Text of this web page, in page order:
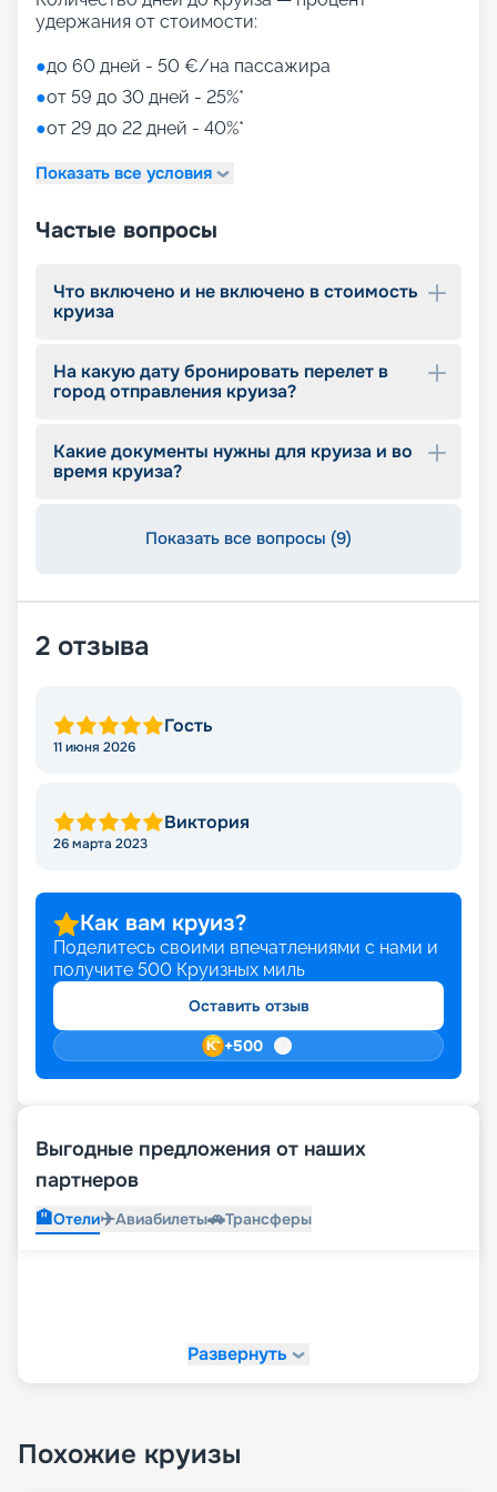
процедур на площади 1000 м2;
• игровые зоны от LEGO;
• детский клуб Chicco.
Путешествуйте с
«Круиз.онлайн»
Наша компания предлагает купить путевки на
круизы MSC World Europa не выходя из дома. На
информацию для выбора тура: расписание
круизов на 2026 - 2027 г., характеристики
Опытные специалисты с удовольствием
проконсультируют вас, помогут с оформлением
оказывать информационную поддержку на
протяжении круиза. Бронируйте путевки и
отправляйтесь в сказочное путешествие на
удержания от стоимости:
●до 60 дней - 50 €/на пассажира
●от 59 до 30 дней - 25%*
●от 29 до 22 дней - 40%*
Показать все условия
Частые вопросы
Что включено и не включено в стоимость
круиза
На какую дату бронировать перелет в
город отправления круиза?
Какие документы нужны для круиза и во
время круиза?
Показать все вопросы (9)
2 отзыва
Гость
11 июня 2026
Виктория
26 марта 2023
Как вам круиз?
Поделитесь своими впечатлениями с нами и
получите 500 Круизных миль
Оставить отзыв
+500
Выгодные предложения от наших
партнеров
🏨Отели✈️Авиабилеты🚗Трансферы
Развернуть
Похожие круизы